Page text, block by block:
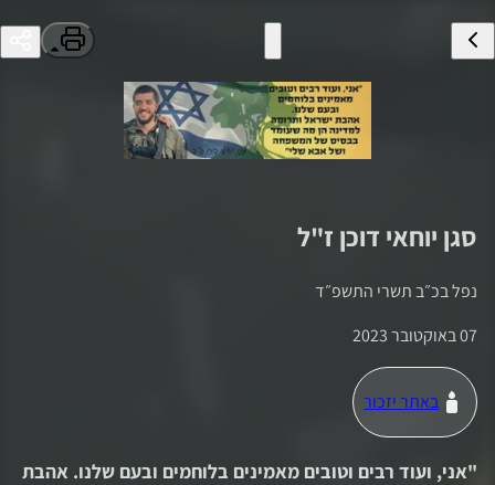
סגן יוחאי דוכן ז"ל
נפל בכ״ב תשרי התשפ״ד
07 באוקטובר 2023
באתר יזכור
"אני, ועוד רבים וטובים מאמינים בלוחמים ובעם שלנו. אהבת